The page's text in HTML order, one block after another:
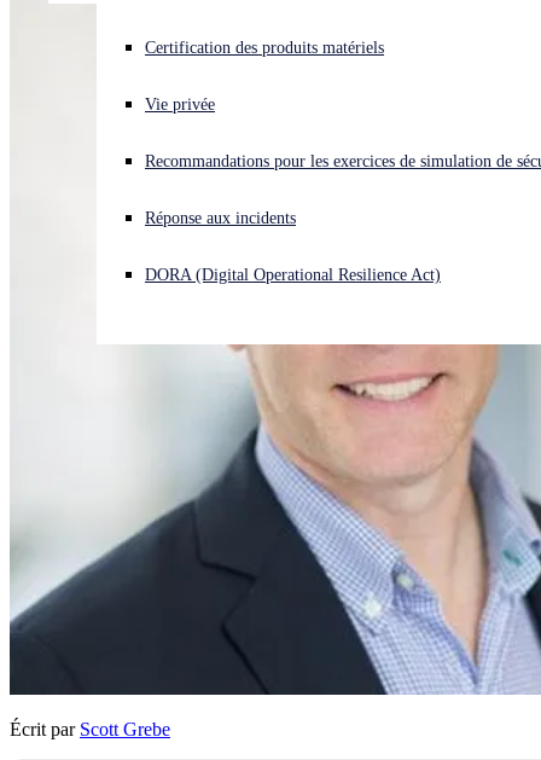
Vous subissez une cyberattaque ? Obtenez une aide immédiate.
Open language switcher
Certification des produits matériels
Vie privée
Recommandations pour les exercices de simulation de
Réponse aux incidents
DORA (Digital Operational Resilience Act)
Écrit par Scott Grebe